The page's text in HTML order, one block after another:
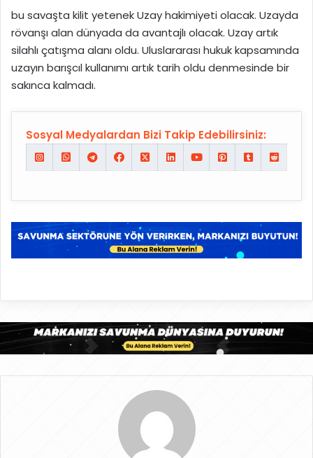
bu savaşta kilit yetenek Uzay hakimiyeti olacak. Uzayda
rövanşı alan dünyada da avantajlı olacak. Uzay artık
silahlı çatışma alanı oldu. Uluslararası hukuk kapsamında
uzayın barışcıl kullanımı artık tarih oldu denmesinde bir
sakınca kalmadı.
Sosyal Medyalardan Bizi Takip Edebilirsiniz: